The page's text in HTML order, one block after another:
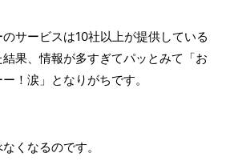
サービスは10社以上が提供している
果、情報が多すぎてパッとみて「お
！涙」となりがちです。
くなるのです。